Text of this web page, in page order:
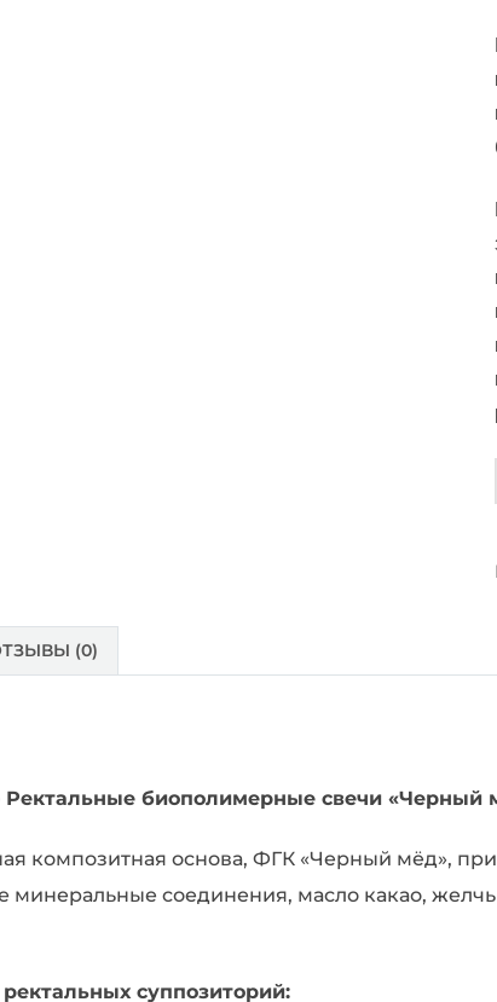
(0)
Ректальные биополимерные свечи «Черный
композитная основа, ФГК «Черный мёд»,
минеральные соединения, масло какао,
суппозиторий: